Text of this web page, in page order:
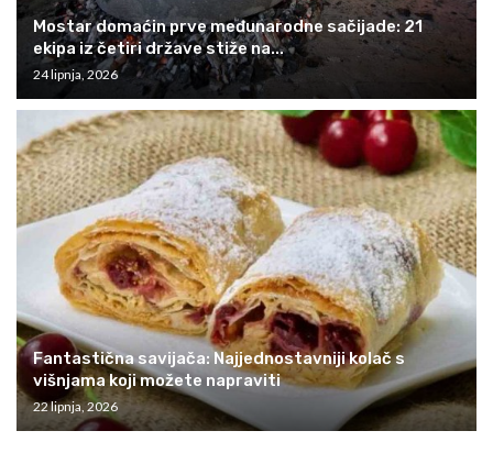
Mostar domaćin prve međunarodne sačijade: 21
ekipa iz četiri države stiže na...
24 lipnja, 2026
Fantastična savijača: Najjednostavniji kolač s
višnjama koji možete napraviti
22 lipnja, 2026